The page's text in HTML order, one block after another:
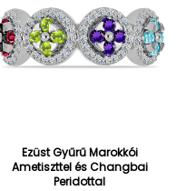
Ezüst Gyűrű Marokkói
Ametiszttel és Changbai
Peridottal